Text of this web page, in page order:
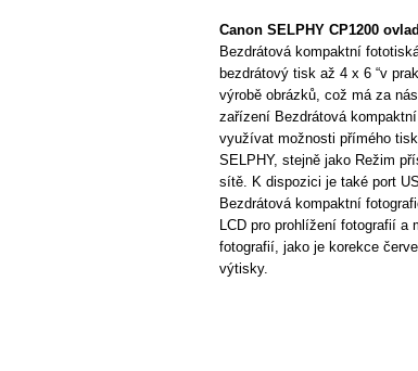
Canon SELPHY CP1200
Bezdrátová kompaktní
bezdrátový tisk až 4 x 6 “v
výrobě obrázků, což má za
zařízení Bezdrátová
využívat možnosti přímého
SELPHY, stejně jako Režim
sítě. K dispozici je také port
Bezdrátová kompaktní
LCD pro prohlížení fotografií
fotografií, jako je korekce
výtisky.